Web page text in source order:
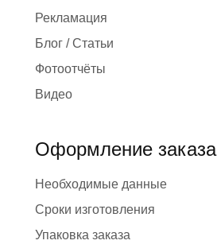
Рекламация
Блог / Статьи
Фотоотчёты
Видео
Оформление заказа
Необходимые данные
Сроки изготовления
Упаковка заказа